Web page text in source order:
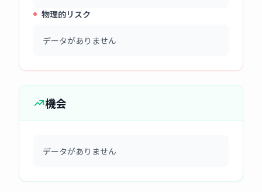
物理的リスク
データがありません
機会
データがありません